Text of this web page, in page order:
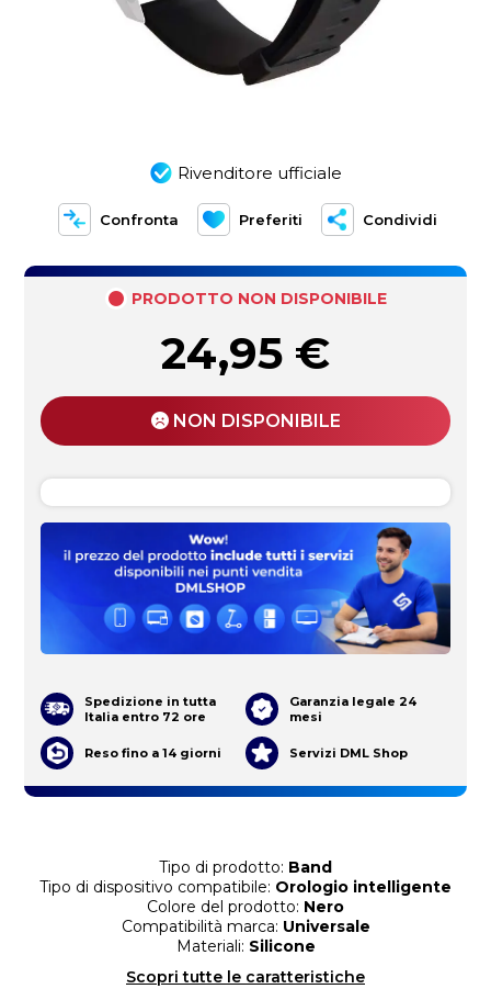
Rivenditore ufficiale
Confronta Preferiti Condividi
Tipo di prodotto: Band
Tipo di dispositivo compatibile: Orologio intelligente
Colore del prodotto: Nero
Compatibilità marca: Universale
Materiali: Silicone
Scopri tutte le caratteristiche
PRODOTTO NON DISPONIBILE
24,95 €
NON DISPONIBILE
Spedizione in tutta
Italia entro 72 ore
Garanzia legale 24
mesi
Reso fino a 14 giorni Servizi DML Shop